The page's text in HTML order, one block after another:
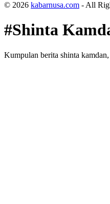
© 2026 kabarnusa.com - All
#Shinta
Kumpulan berita shinta